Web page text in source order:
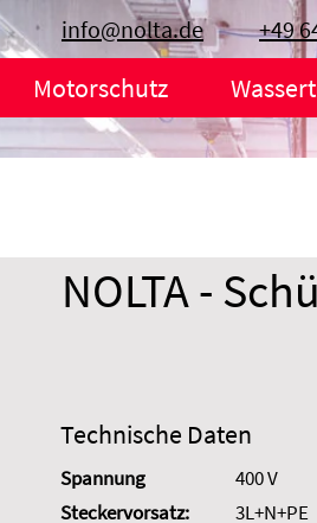
Motorschutz
info@nolta.de +49
NOLTA -
Technische Daten
Spannung
Steckervorsatz:
400 V
3L+N+PE